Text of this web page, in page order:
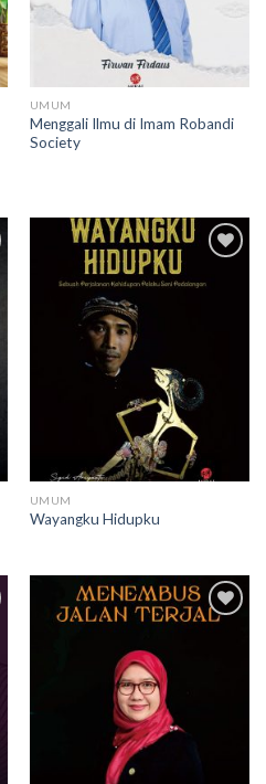
UMUM
Menggali Ilmu di Imam Robandi
Society
UMUM
Wayangku Hidupku